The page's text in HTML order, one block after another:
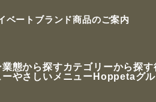
ベートブランド商品のご案内
業態から探すカテゴリーから探す
ーやさしいメニュー Hoppetaグル